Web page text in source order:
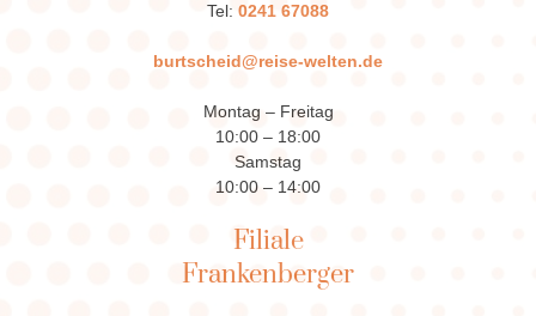
Tel: 0241 67088
burtscheid@reise-welten.de
Montag – Freitag
10:00 – 18:00
Samstag
10:00 – 14:00
Filiale
Frankenberger